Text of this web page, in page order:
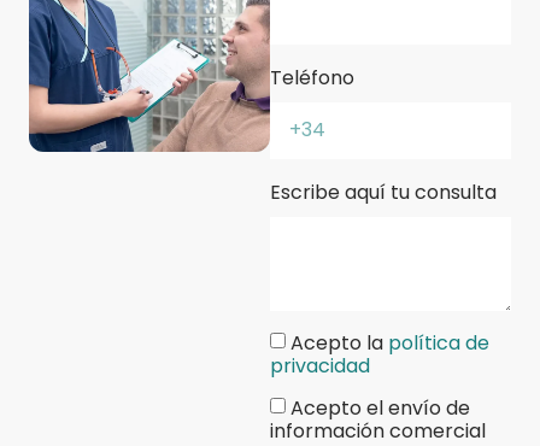
Teléfono
Escribe aquí tu consulta
Acepto la política de
privacidad
Acepto el envío de
información comercial